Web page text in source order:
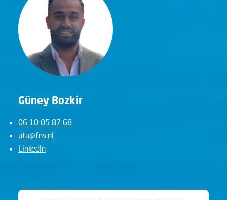
Güney Bozkir
06 10 05 87 68
uta@fnv.nl
LinkedIn